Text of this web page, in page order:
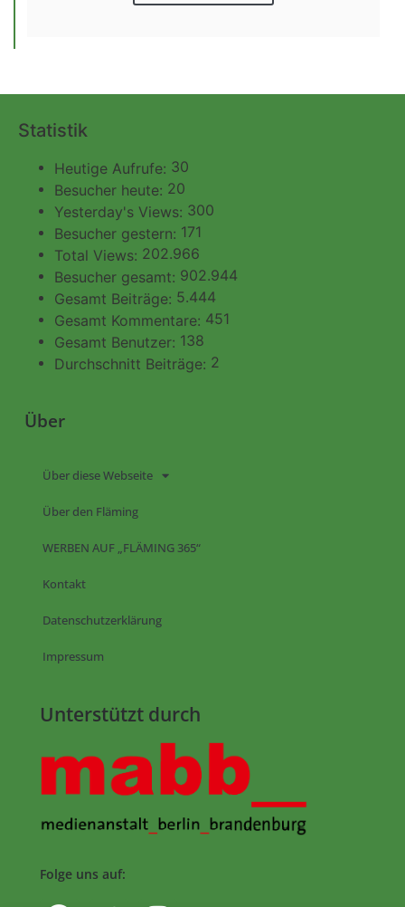
Statistik
Heutige Aufrufe: 30
Besucher heute: 20
Yesterday's Views: 300
Besucher gestern: 171
Total Views: 202.966
Besucher gesamt: 902.944
Gesamt Beiträge: 5.444
Gesamt Kommentare: 451
Gesamt Benutzer: 138
Durchschnitt Beiträge: 2
Über
Über diese Webseite
Über den Fläming
WERBEN AUF „FLÄMING 365“
Kontakt
Datenschutzerklärung
Impressum
Unterstützt durch
Folge uns auf: